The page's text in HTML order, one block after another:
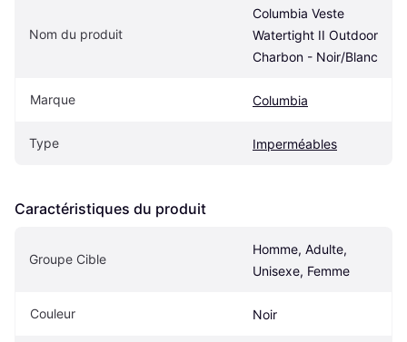
Nom du produit
Columbia Veste
Watertight II Outdoor
Charbon - Noir/Blanc
Marque Columbia
Type Imperméables
Caractéristiques du produit
Groupe Cible
Homme, Adulte,
Unisexe, Femme
Couleur Noir